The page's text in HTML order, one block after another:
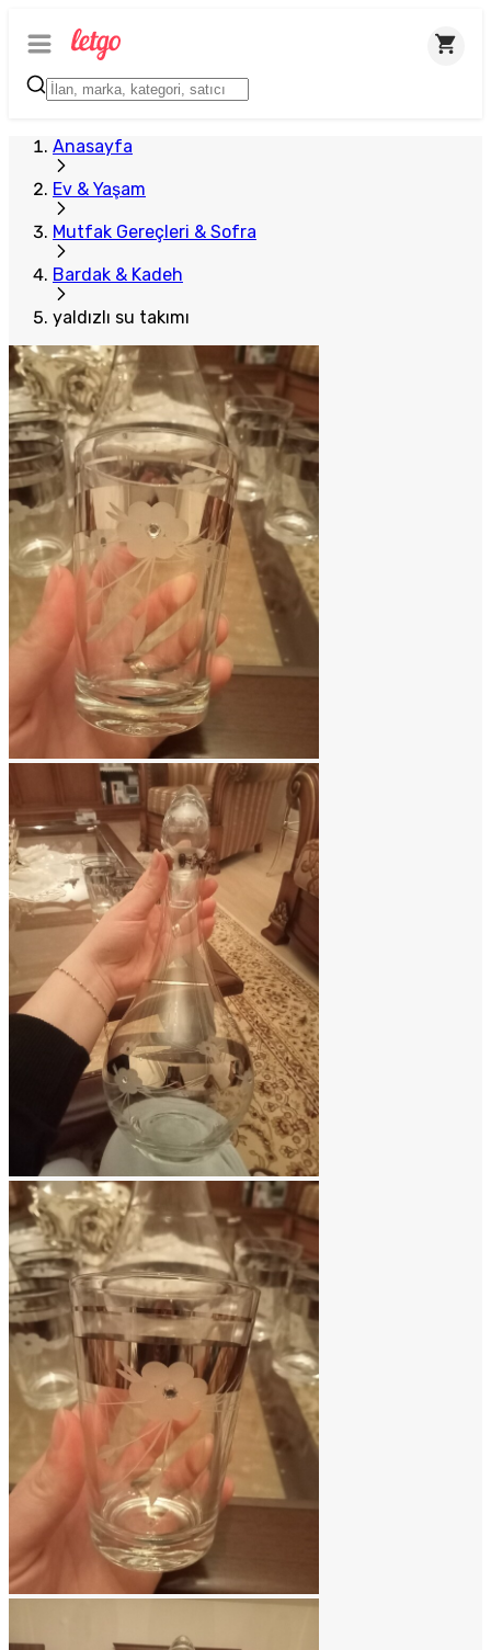
Anasayfa
Ev & Yaşam
Mutfak Gereçleri & Sofra
Bardak & Kadeh
yaldızlı su takımı